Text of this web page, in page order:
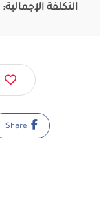
التكلفة الإجمالية: